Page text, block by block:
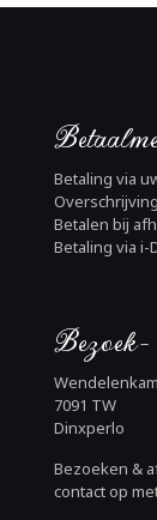
Betaling via
Betalen bij
Betaling via i-
7091 TW
Dinxperlo
Bezoeken &
contact op